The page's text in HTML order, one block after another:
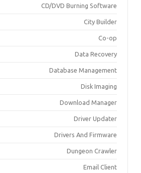
CD/DVD Burning Software
City Builder
Co-op
Data Recovery
Database Management
Disk Imaging
Download Manager
Driver Updater
Drivers And Firmware
Dungeon Crawler
Email Client